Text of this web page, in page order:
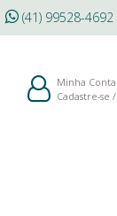
(41) 99528-4692
Minha Conta
Cadastre-se /